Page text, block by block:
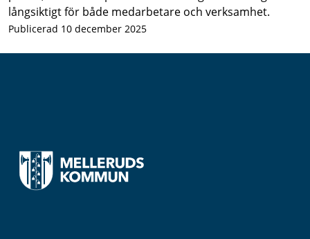
långsiktigt för både medarbetare och verksamhet.
Publicerad 10 december 2025